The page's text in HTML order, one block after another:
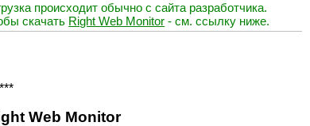
происходит обычно с сайта разработчика.
скачать Right Web Monitor - см. ссылку ниже.
***
Web Monitor